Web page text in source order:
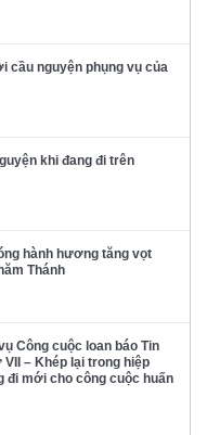
cầu nguyện phụng vụ của
khi đang đi trên
hành hương tăng vọt
Thánh
Công cuộc loan báo Tin
– Khép lại trong hiệp
đi mới cho công cuộc huấn